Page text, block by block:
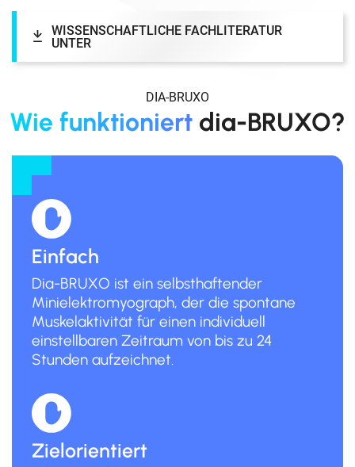
WISSENSCHAFTLICHE FACHLITERATUR
UNTER
DIA-BRUXO
Wie funktioniert dia-BRUXO?
Einfach
Dia-BRUXO ist ein selbsthaftender
Minielektromyograph, der die spontane
Muskelaktivität für einen individuell
einstellbaren Zeitraum von bis zu 24
Stunden aufzeichnet.
Zielorientiert